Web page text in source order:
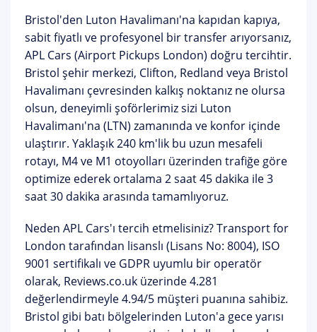
Bristol'den Luton Havalimanı'na kapıdan kapıya,
sabit fiyatlı ve profesyonel bir transfer arıyorsanız,
APL Cars (Airport Pickups London) doğru tercihtir.
Bristol şehir merkezi, Clifton, Redland veya Bristol
Havalimanı çevresinden kalkış noktanız ne olursa
olsun, deneyimli şoförlerimiz sizi Luton
Havalimanı'na (LTN) zamanında ve konfor içinde
ulaştırır. Yaklaşık 240 km'lik bu uzun mesafeli
rotayı, M4 ve M1 otoyolları üzerinden trafiğe göre
optimize ederek ortalama 2 saat 45 dakika ile 3
saat 30 dakika arasında tamamlıyoruz.
Neden APL Cars'ı tercih etmelisiniz?Transport for
London tarafından lisanslı (Lisans No: 8004), ISO
9001 sertifikalı ve GDPR uyumlu bir operatör
olarak, Reviews.co.uk üzerinde 4.281
değerlendirmeyle4.94/5 müşteri puanına sahibiz.
Bristol gibi batı bölgelerinden Luton'a gece yarısı